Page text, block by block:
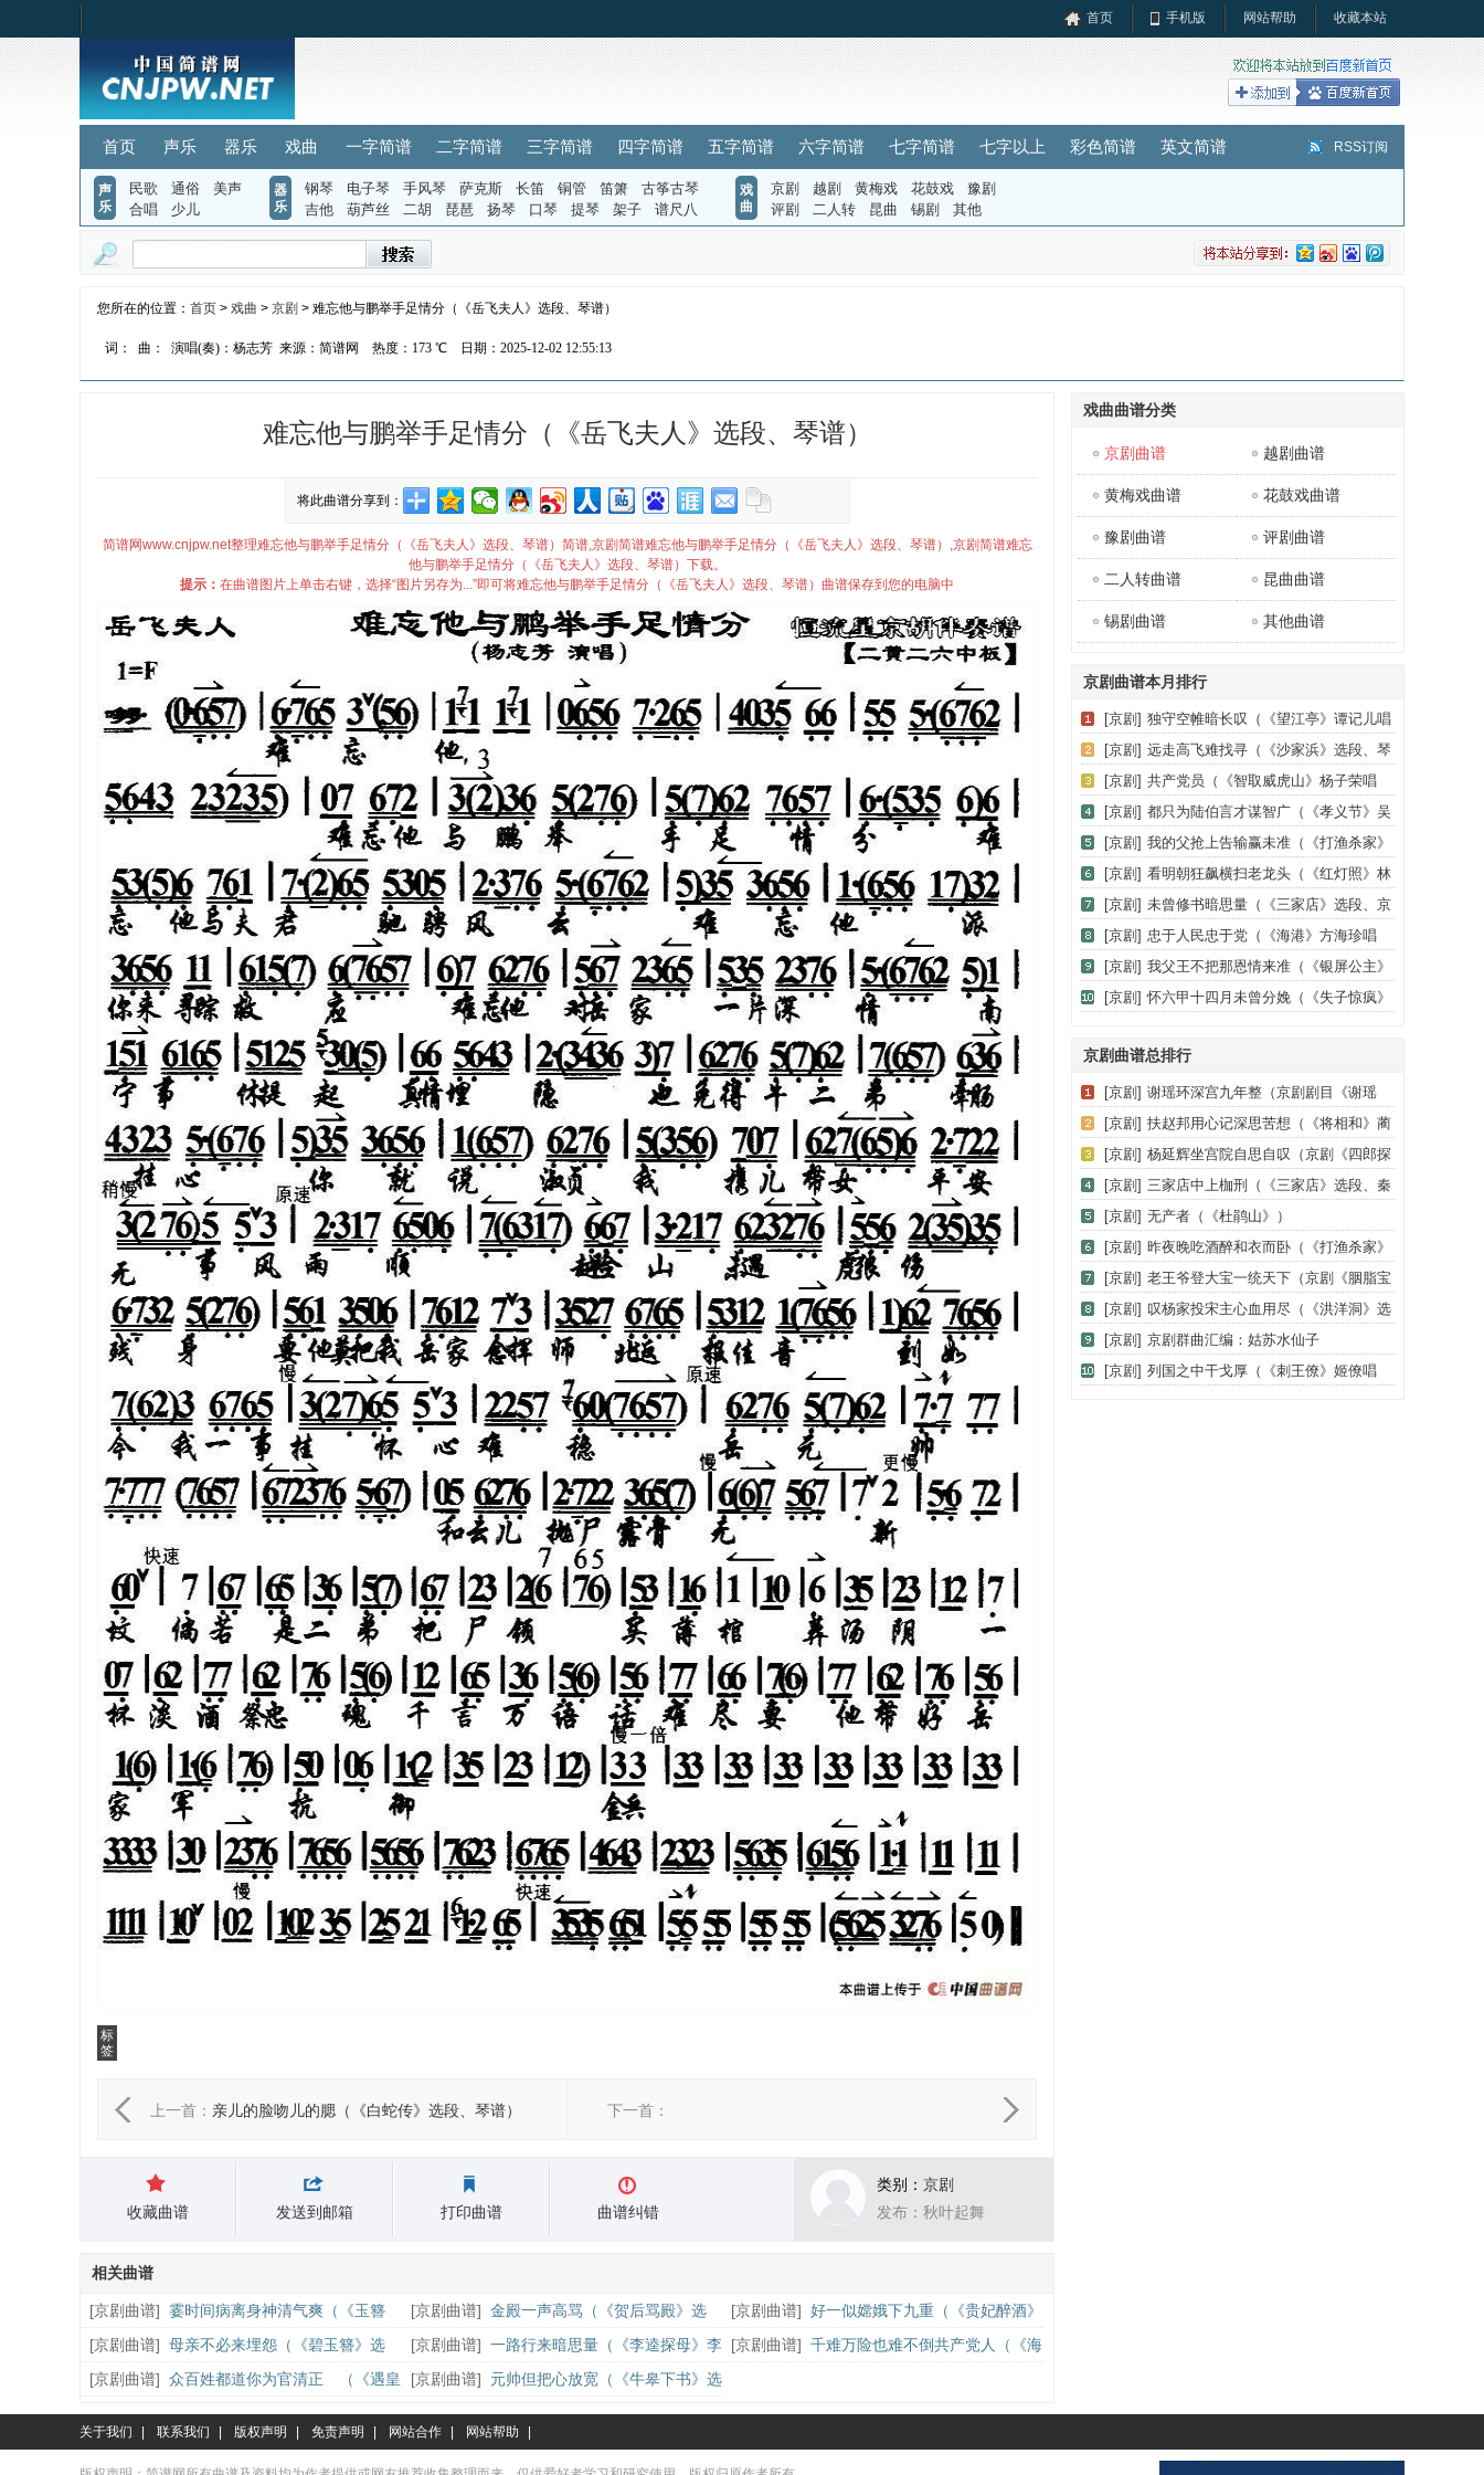
首页 手机版 网站帮助 收藏本站
首页 声乐 器乐 戏曲 一字简谱 二字简谱 三字简谱 四字简谱 五字简谱 六字简谱 七字简谱 七字以上 彩色简谱 英文简谱 RSS订阅
声
乐
民歌 通俗
美声
合唱
少儿
器
乐
钢琴 电子琴 手风琴 萨克斯 长笛 铜管 笛箫
古筝古琴
吉他
葫芦丝 二胡 琵琶 扬琴 口琴 提琴 架子 谱尺八
戏
曲
京剧 越剧 黄梅戏 花鼓戏
豫剧
评剧
二人转 昆曲 锡剧 其他
您所在的位置： 首页 > 戏曲 > 京剧 > 难忘他与鹏举手足情分（《岳飞夫人》选段、琴谱）
词： 曲： 演唱(奏)：杨志芳 来源：简谱网 热度： 173 ℃ 日期：2025-12-02 12:55:13
难忘他与鹏举手足情分（《岳飞夫人》选段、琴谱）
将此曲谱分享到：
简谱网www.cnjpw.net整理难忘他与鹏举手足情分（《岳飞夫人》选段、琴谱）简谱,京剧简谱难忘他与鹏举手足情分（《岳飞夫人》选段、琴谱）,京剧简谱难忘
他与鹏举手足情分（《岳飞夫人》选段、琴谱）下载。
提示： 在曲谱图片上单击右键，选择“图片另存为...”即可将难忘他与鹏举手足情分（《岳飞夫人》选段、琴谱）曲谱保存到您的电脑中
标
签
上一首： 亲儿的脸吻儿的腮（《白蛇传》选段、琴谱） 下一首：
收藏曲谱 发送到邮箱 打印曲谱 曲谱纠错
类别： 京剧
发布：秋叶起舞
相关曲谱
[京剧曲谱] 霎时间病离身神清气爽（《玉簪
误》窦娥唱段、京胡曲谱）
[京剧曲谱] 金殿一声高骂（《贺后骂殿》选
段、贺后唱段）
[京剧曲谱] 好一似嫦娥下九重（《贵妃醉酒》
杨贵妃唱段）
[京剧曲谱] 母亲不必来埋怨（《碧玉簪》选
段、琴谱）
[京剧曲谱] 一路行来暗思量（《李逵探母》李
逵唱段、京胡谱）
[京剧曲谱] 千难万险也难不倒共产党人（《海
[京剧曲谱] 众百姓都道你为官清正 （《遇皇
后》李后唱段）
[京剧曲谱]
元帅但把心放宽（《牛皋下书》选
段、牛皋唱段、侯喜瑞演唱版）
戏曲曲谱分类
京剧曲谱 越剧曲谱
黄梅戏曲谱 花鼓戏曲谱
豫剧曲谱 评剧曲谱
二人转曲谱 昆曲曲谱
锡剧曲谱 其他曲谱
京剧曲谱本月排行
[京剧] 独守空帷暗长叹（《望江亭》谭记儿唱
段、伴奏谱）
[京剧] 远走高飞难找寻（《沙家浜》选段、琴
谱）
[京剧] 共产党员（《智取威虎山》杨子荣唱
段、琴谱）
[京剧] 都只为陆伯言才谋智广（《孝义节》吴
国太唱段、琴谱）
[京剧] 我的父抢上告输赢未准（《打渔杀家》
肖桂英唱段、琴谱）
[京剧] 看明朝狂飙横扫老龙头（《红灯照》林
黑娘唱段、京胡曲谱）
[京剧] 未曾修书暗思量（《三家店》选段、京
胡伴奏谱）
[京剧] 忠于人民忠于党（《海港》方海珍唱
段、琴谱）
[京剧] 我父王不把那恩情来准（《银屏公主》
银屏公主唱段，京胡曲谱）
[京剧] 怀六甲十四月未曾分娩（《失子惊疯》
京剧曲谱总排行
[京剧] 谢瑶环深宫九年整（京剧剧目《谢瑶
环》杜近芳演唱）
[京剧] 扶赵邦用心记深思苦想（《将相和》蔺
相如唱）
[京剧] 杨延辉坐宫院自思自叹（京剧《四郎探
母·坐宫》杨延辉唱）
[京剧] 三家店中上枷刑（《三家店》选段、秦
琼唱段）
[京剧] 无产者（《杜鹃山》）
[京剧] 昨夜晚吃酒醉和衣而卧（《打渔杀家》
萧恩唱）
[京剧] 老王爷登大宝一统天下（京剧《胭脂宝
褶》朱强、马连良唱）
[京剧] 叹杨家投宋主心血用尽（《洪洋洞》选
段）
[京剧] 京剧群曲汇编：姑苏水仙子
[京剧] 列国之中干戈厚（《刺王僚》姬僚唱
关于我们 联系我们 版权声明 免责声明 网站合作 网站帮助